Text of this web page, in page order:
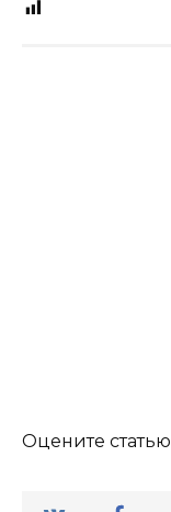
Оцените статью